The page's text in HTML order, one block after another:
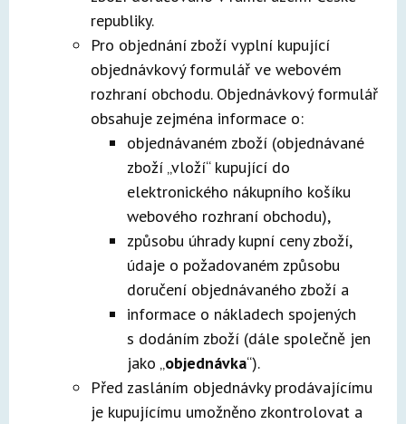
republiky.
Pro objednání zboží vyplní kupující
objednávkový formulář ve webovém
rozhraní obchodu. Objednávkový formulář
obsahuje zejména informace o:
objednávaném zboží (objednávané
zboží „vloží“ kupující do
elektronického nákupního košíku
webového rozhraní obchodu),
způsobu úhrady kupní ceny zboží,
údaje o požadovaném způsobu
doručení objednávaného zboží a
informace o nákladech spojených
s dodáním zboží (dále společně jen
jako „objednávka“).
Před zasláním objednávky prodávajícímu
je kupujícímu umožněno zkontrolovat a